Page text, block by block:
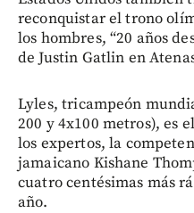
reconquistar el trono
los hombres, “20 años
de Justin Gatlin en
Lyles, tricampeón
200 y 4x100 metros), es
los expertos, la
jamaicano Kishane
cuatro centésimas más
año.